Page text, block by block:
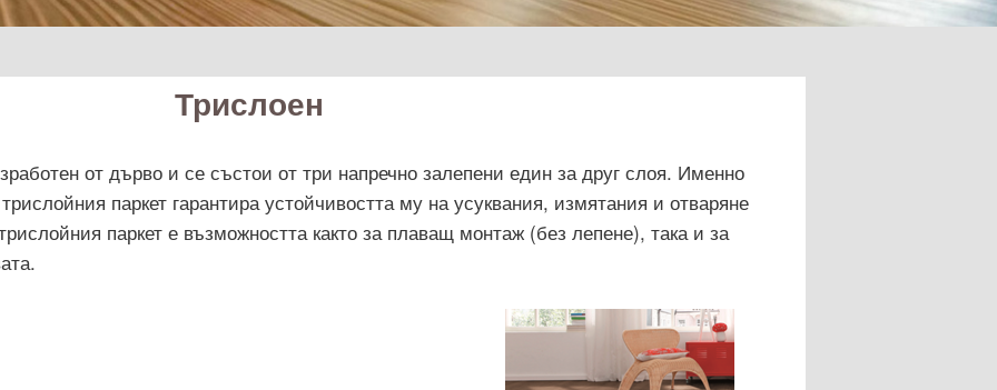
Трислоен
от дърво и се състои от три напречно залепени един за друг слоя. Именно
паркет гарантира устойчивостта му на усуквания, измятания и отваряне
паркет е възможността както за плаващ монтаж (без лепене), така и за